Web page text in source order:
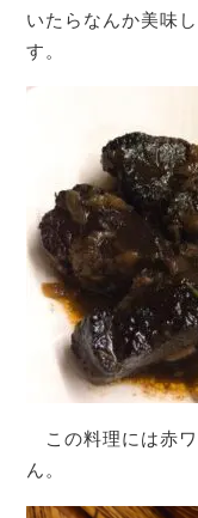
いたらなんか美味
す。
この料理には赤
ん。